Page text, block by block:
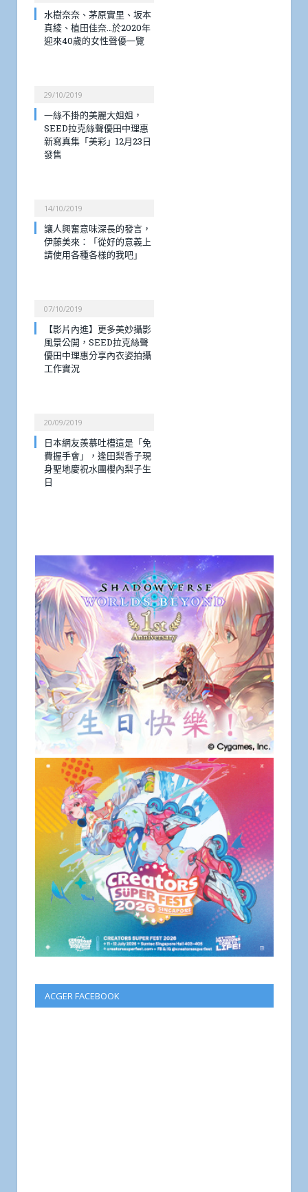
水樹奈奈、茅原實里、坂本
真綾、植田佳奈…於2020年
迎來40歲的女性聲優一覽
29/10/2019
一絲不掛的美麗大姐姐，
SEED拉克絲聲優田中理惠
新寫真集「美彩」12月23日
發售
14/10/2019
讓人興奮意味深長的發言，
伊藤美來：「從好的意義上
請使用各種各樣的我吧」
07/10/2019
【影片內進】更多美妙攝影
風景公開，SEED拉克絲聲
優田中理惠分享內衣姿拍攝
工作實況
20/09/2019
日本網友羨慕吐槽這是「免
費握手會」，逢田梨香子現
身聖地慶祝水團櫻內梨子生
日
ACGER FACEBOOK